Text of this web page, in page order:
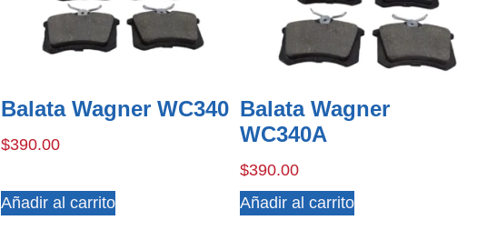
Balata Wagner WC340
$390.00
Añadir al carrito
Balata Wagner
WC340A
$390.00
Añadir al carrito